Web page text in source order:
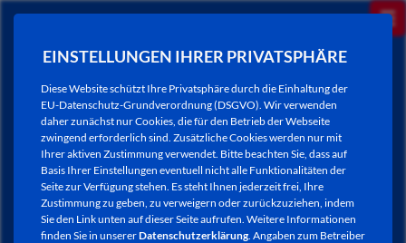
EINSTELLUNGEN IHRER PRIVATSPHÄRE
Diese Website schützt Ihre Privatsphäre durch die Einhaltung der
EU-Datenschutz-Grundverordnung (DSGVO). Wir verwenden
daher zunächst nur Cookies, die für den Betrieb der Webseite
zwingend erforderlich sind. Zusätzliche Cookies werden nur mit
Ihrer aktiven Zustimmung verwendet. Bitte beachten Sie, dass auf
Basis Ihrer Einstellungen eventuell nicht alle Funktionalitäten der
Seite zur Verfügung stehen. Es steht Ihnen jederzeit frei, Ihre
Zustimmung zu geben, zu verweigern oder zurückzuziehen, indem
Sie den Link unten auf dieser Seite aufrufen. Weitere Informationen
finden Sie in unsererDatenschutzerklärung. Angaben zum Betreiber
NEWSLETTER / CITY LETTER